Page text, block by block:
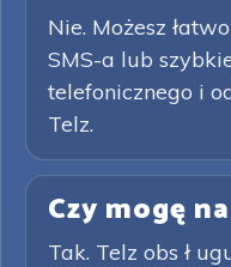
Nie. Możesz
SMS-a lub
telefonicznego i
Telz.
Czy mogę
Tak. Telz obs ł